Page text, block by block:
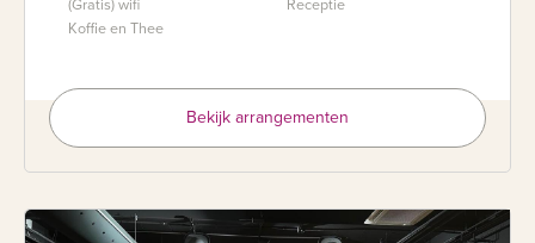
(Gratis) wifi
Koffie en Thee
Receptie
Bekijk arrangementen